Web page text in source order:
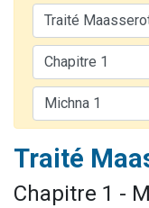
Traité
Chapitre 1 -